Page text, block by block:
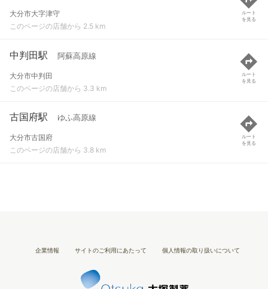
大分市大字津守
このページの店舗から 2.5 km
ルート
を見る
中判田駅 阿蘇高原線
大分市中判田
このページの店舗から 3.3 km
ルート
を見る
古国府駅 ゆふ高原線
大分市古国府
このページの店舗から 3.8 km
ルート
を見る
企業情報 サイトのご利用にあたって 個人情報の取り扱いについて